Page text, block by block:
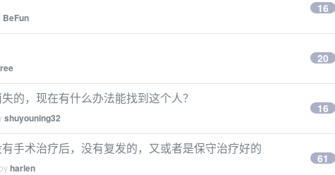
BeFun
16
20
的，现在有什么办法能找到这个人？
shuyouning32
16
手术治疗后，没有复发的，又或者是保守治疗好的
harlen
61